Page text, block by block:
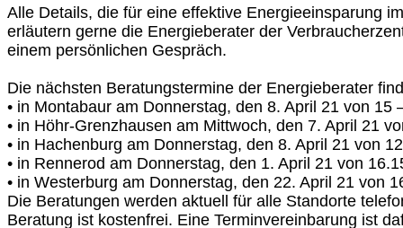
Alle Details, die für eine effektive Energieeinsparung
erläutern gerne die Energieberater der
einem persönlichen Gespräch.
Die nächsten Beratungstermine der Energieberater
• in Montabaur am Donnerstag, den 8. April 21 von 15
• in Höhr-Grenzhausen am Mittwoch, den 7. April 21
• in Hachenburg am Donnerstag, den 8. April 21 von
• in Rennerod am Donnerstag, den 1. April 21 von
• in Westerburg am Donnerstag, den 22. April 21 von
Die Beratungen werden aktuell für alle Standorte
Beratung ist kostenfrei. Eine Terminvereinbarung ist